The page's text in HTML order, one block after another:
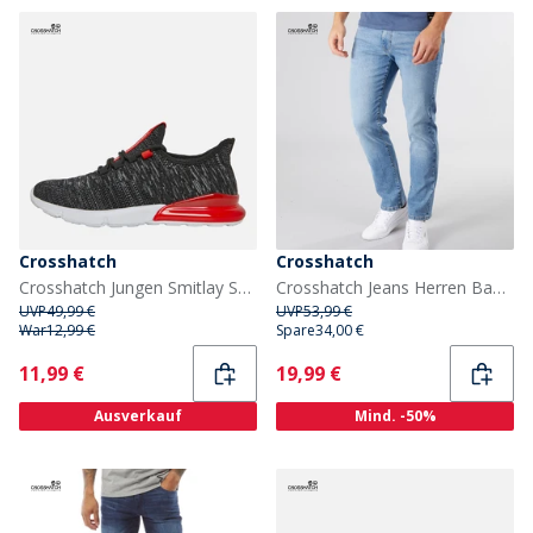
Crosshatch
Crosshatch Jungen Smitlay Sneaker Schwarz
UVP49,99 €
War12,99 €
Current
11,99 €
Ausverkauf
Crosshatch
Crosshatch Jeans Herren Bandol gerade geschnitten hell gewaschen
UVP53,99 €
Spare34,00 €
Current
19,99 €
Mind. -50%